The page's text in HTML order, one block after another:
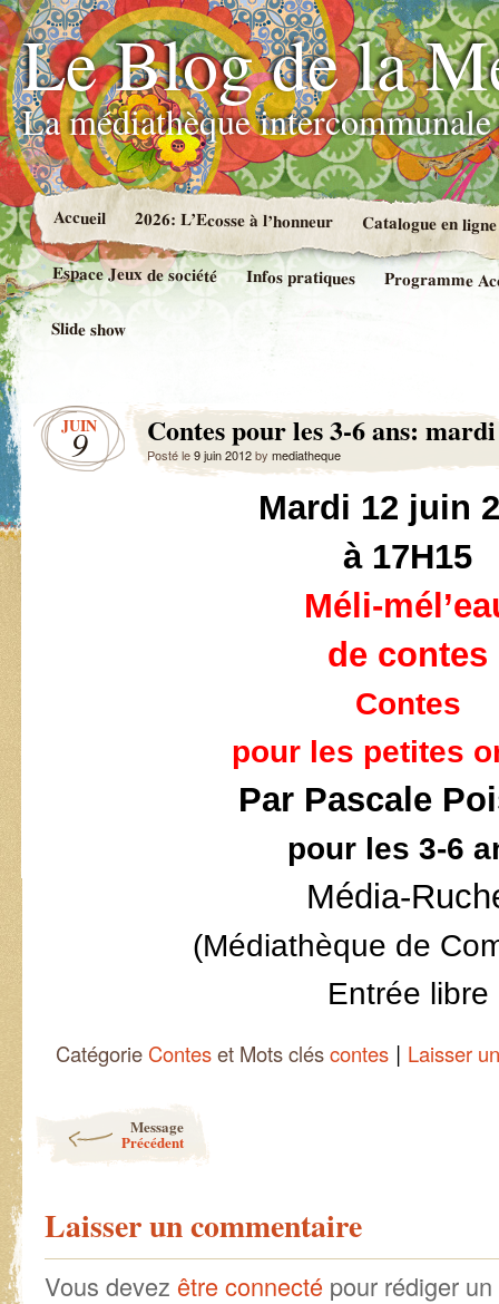
Le Blog de la
La médiathèque
Accueil 2026: L’Ecosse à l’honneur Catalogue en
Espace Jeux de société Infos pratiques Programme
Slide show
JUIN
9 Contes pour les 3-6 ans:
Posté le9 juin 2012by mediatheque
Mardi 12 juin
à 17H15
Méli-
de contes
Contes
pour les petites
Par Pascale
pour les 3-6
Média-
(Médiathèque de
Entrée libre
Catégorie Conteset Mots cléscontes | Laisser
Message
Précédent
Laisser un commentaire
Vous devez être connecté pour rédiger